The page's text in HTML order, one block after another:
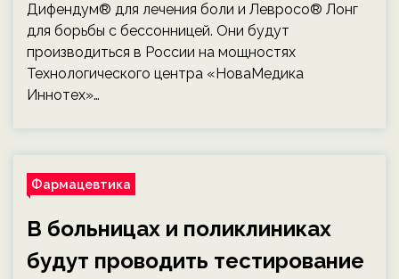
Дифендум® для лечения боли и Левросо® Лонг
для борьбы с бессонницей. Они будут
производиться в России на мощностях
Технологического центра «НоваМедика
Иннотех»…
Фармацевтика
В больницах и поликлиниках
будут проводить тестирование